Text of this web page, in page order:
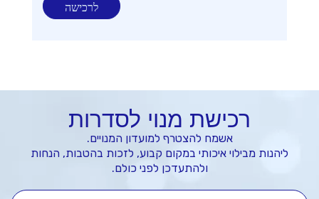
לרכישה
רכישת מנוי לסדרות
אשמח להצטרף למועדון המנויים.
ליהנות מבילוי איכותי במקום קבוע, לזכות בהטבות, הנחות
ולהתעדכן לפני כולם.